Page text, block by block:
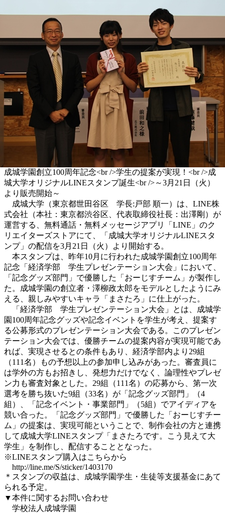
成城学園創立100周年記念<br />学生の提案が実現！<br />成
城大学オリジナルLINEスタンプ誕生<br />～3月21日（火）
より販売開始～
成城大学（東京都世田谷区 学長:戸部 順一）は、LINE株
式会社（本社：東京都渋谷区、代表取締役社長：出澤剛）が
運営する、無料通話・無料メッセージアプリ「LINE」のク
リエイターズストアにて、「成城大学オリジナルLINEスタ
ンプ」の配信を3月21日（火）より開始する。
本スタンプは、昨年10月に行われた成城学園創立100周年
記念「経済学部 学生プレゼンテーション大会」において、
「記念グッズ部門」で優勝した「おーじすチーム」が製作し
た。成城学園の創立者・澤柳政太郎をモデルとしたようにみ
える、親しみやすいキャラ「まさたろ」に仕上がった。
「経済学部 学生プレゼンテーション大会」とは、成城学
園100周年記念グッズや記念イベントを学生が考え、提案す
る公募形式のプレゼンテーション大会である。このプレゼン
テーション大会では、優勝チームの提案内容が実現可能であ
れば、実現させるとの条件もあり、経済学部内より29組
（111名）もの予想以上の参加申し込みがあった。審査員に
は学外の方もお招きし、発想力だけでなく、論理性やプレゼ
ン力も審査対象とした。29組（111名）の応募から、第一次
選考を勝ち抜いた9組（33名）が「記念グッズ部門」（4
組）、「記念イベント・事業部門」（5組）でアイディアを
競い合った。「記念グッズ部門」で優勝した「おーじすチー
ム」の提案は、実現可能ということで、制作会社の方と連携
して成城大学LINEスタンプ「まさたろです。こう見えて大
学生」を制作し、配信することとなった。
※LINEスタンプ購入はこちらから
http://line.me/S/sticker/1403170
＊スタンプの収益は、成城学園学生・生徒等支援基金にあて
られる予定。
▼本件に関するお問い合わせ
学校法人成城学園